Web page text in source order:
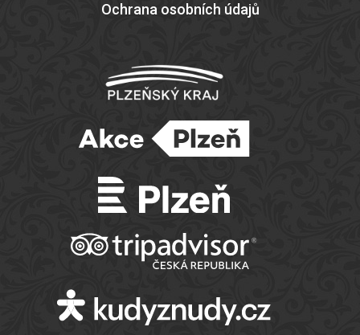
Ochrana osobních údajů